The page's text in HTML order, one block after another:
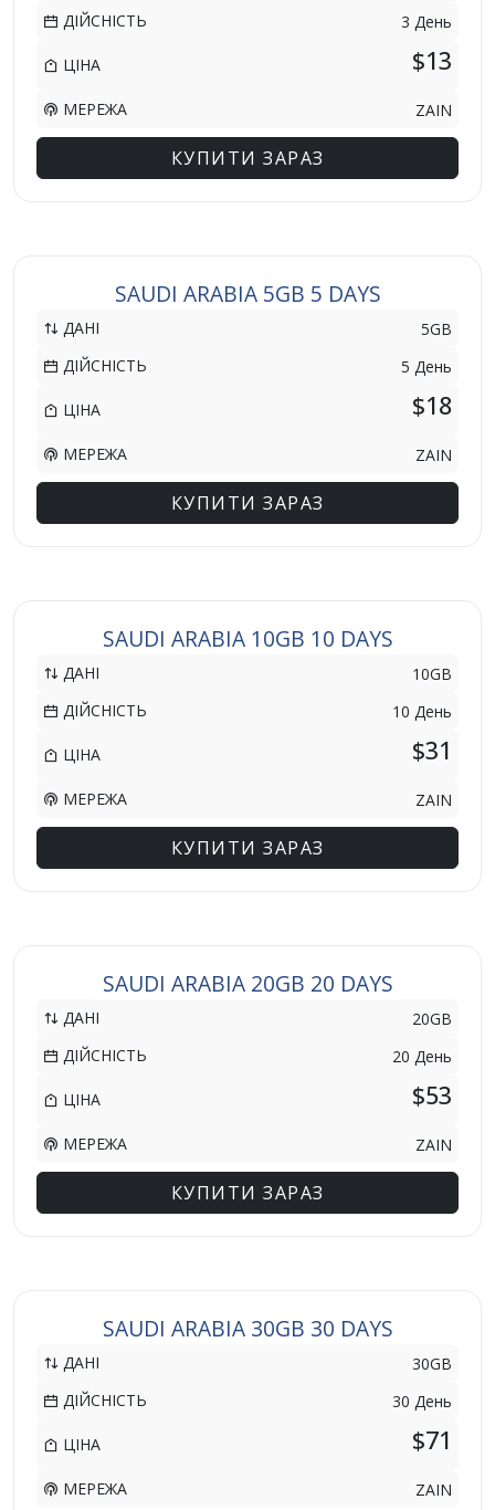
ДІЙСНІСТЬ
3 День
ЦІНА $13
МЕРЕЖА ZAIN
КУПИТИ ЗАРАЗ
SAUDI ARABIA 5GB 5 DAYS
ДАНІ
5GB
ДІЙСНІСТЬ
5 День
ЦІНА $18
МЕРЕЖА ZAIN
КУПИТИ ЗАРАЗ
SAUDI ARABIA 10GB 10 DAYS
ДАНІ
10GB
ДІЙСНІСТЬ
10 День
ЦІНА $31
МЕРЕЖА ZAIN
КУПИТИ ЗАРАЗ
SAUDI ARABIA 20GB 20 DAYS
ДАНІ
20GB
ДІЙСНІСТЬ
20 День
ЦІНА $53
МЕРЕЖА ZAIN
КУПИТИ ЗАРАЗ
SAUDI ARABIA 30GB 30 DAYS
ДАНІ
30GB
ДІЙСНІСТЬ
30 День
ЦІНА $71
МЕРЕЖА ZAIN